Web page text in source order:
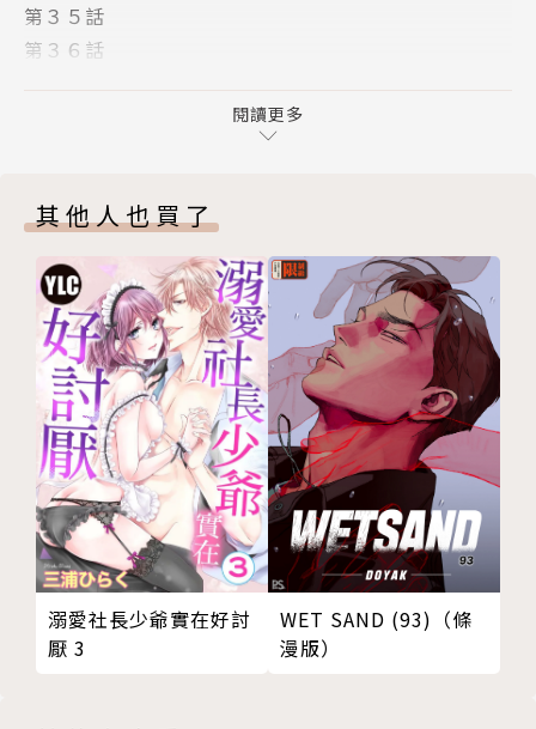
第３５話
第３６話
版權頁
閱讀更多
其他人也買了
溺愛社長少爺實在好討
厭 3
WET SAND (93)（條
漫版）